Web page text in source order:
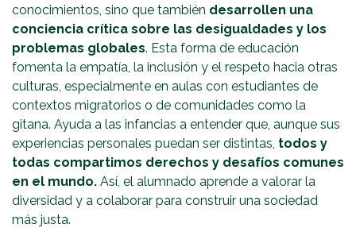
conocimientos, sino que también desarrollen una
conciencia crítica sobre las desigualdades y los
problemas globales. Esta forma de educación
fomenta la empatía, la inclusión y el respeto hacia otras
culturas, especialmente en aulas con estudiantes de
contextos migratorios o de comunidades como la
gitana. Ayuda a las infancias a entender que, aunque sus
experiencias personales puedan ser distintas, todos y
todas compartimos derechos y desafíos comunes
en el mundo. Así, el alumnado aprende a valorar la
diversidad y a colaborar para construir una sociedad
más justa.